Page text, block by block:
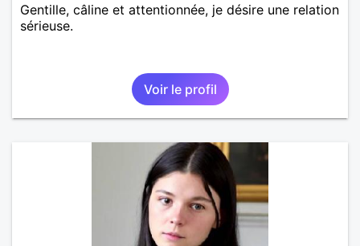
Gentille, câline et attentionnée, je désire une relation
sérieuse.
Voir le profil